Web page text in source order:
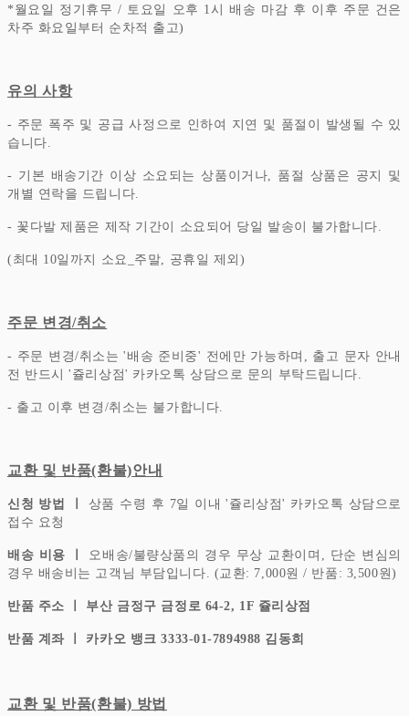
* 월요일 정기휴무 / 토요일 오후 1시 배송 마감 후 이후 주문 건은
차주 화요일부터 순차적 출고)
유의 사항
- 주문 폭주 및 공급 사정으로 인하여 지연 및 품절이 발생될 수 있
습니다.
- 기본 배송기간 이상 소요되는 상품이거나, 품절 상품은 공지 및
개별 연락을 드립니다.
- 꽃다발 제품은 제작 기간이 소요되어 당일 발송이 불가합니다.
(최대 10일까지 소요_주말, 공휴일 제외)
주문 변경/취소
- 주문 변경/취소는 '배송 준비중' 전에만 가능하며, 출고 문자 안내
전 반드시 '쥴리상점' 카카오톡 상담으로 문의 부탁드립니다.
- 출고 이후 변경/취소는 불가합니다.
교환 및 반품(환불)안내
신청 방법 ㅣ 상품 수령 후 7일 이내 '쥴리상점' 카카오톡 상담으로
접수 요청
배송 비용 ㅣ
오배송/불량상품의 경우 무상 교환이며, 단순 변심의
경우 배송비는 고객님 부담입니다. (교환: 7,000원 / 반품: 3,500원)
반품 주소 ㅣ 부산 금정구 금정로 64-2, 1F 쥴리상점
반품 계좌 ㅣ 카카오 뱅크 3333-01-7894988 김동희
교환 및 반품(환불) 방법